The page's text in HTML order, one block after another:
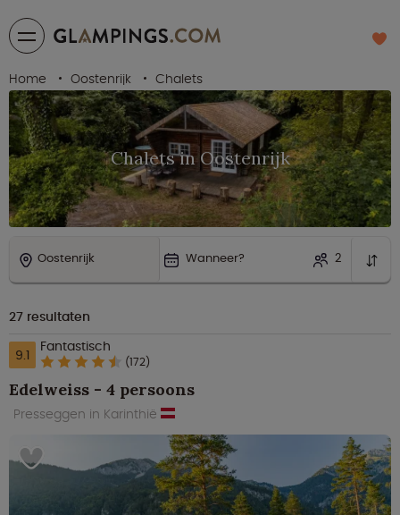
Home Oostenrijk Chalets
Chalets in Oostenrijk
Oostenrijk Wanneer? 2
27 resultaten
9.1 Fantastisch
(172)
Edelweiss - 4 persoons
Presseggen in Karinthië